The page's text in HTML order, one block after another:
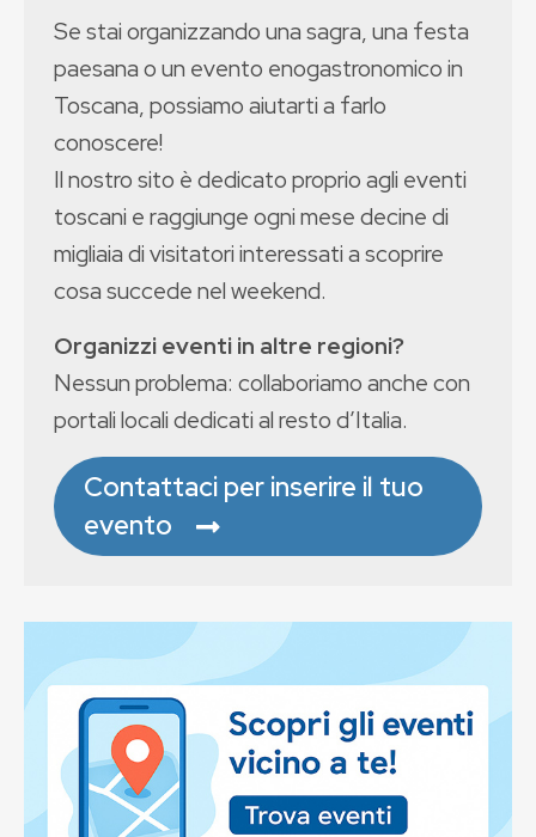
Se stai organizzando una sagra, una festa
paesana o un evento enogastronomico in
Toscana, possiamo aiutarti a farlo
conoscere!
Il nostro sito è dedicato proprio agli eventi
toscani e raggiunge ogni mese decine di
migliaia di visitatori interessati a scoprire
cosa succede nel weekend.
Organizzi eventi in altre regioni?
Nessun problema: collaboriamo anche con
portali locali dedicati al resto d’Italia.
Contattaci per inserire il tuo
evento